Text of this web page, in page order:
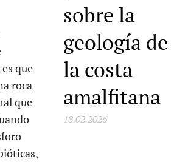
que
roca
que
sobre la
geología de
la costa
amalfitana
18.02.2026